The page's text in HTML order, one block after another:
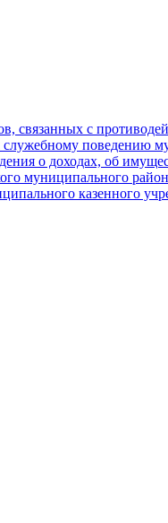
связанных с
поведению
о доходах, об
муниципального
казенного